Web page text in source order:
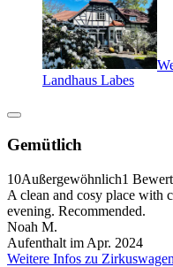
Landhaus Labes
Gemütlich
10Außergewöhnlich1
A clean and cosy place with
evening. Recommended.
Noah M.
Aufenthalt im Apr. 2024
Weitere Infos zu